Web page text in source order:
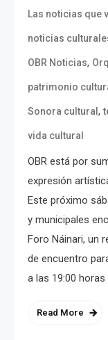
Las noticias que
noticias
OBR Noticias,
patrimonio
Sonora cultural ,
vida cultural
OBR está por
expresión
Este próximo
y municipales
Foro Náinari, un
de encuentro
a las 19:00 horas
Read More